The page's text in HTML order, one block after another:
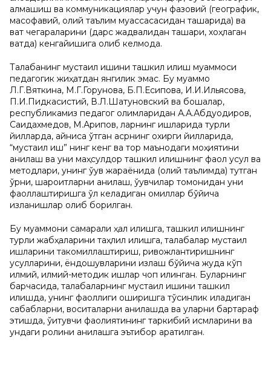
алмашиш ва коммуникациялар учун фазовий (географик,
масофавий, олий таълим муассасасидан ташқарида) ва
вақт чегараларини (дарс жадвалидан ташқари, хоҳлаган
вақтда) кенгайишига олиб келмоқда.
Талабанинг мустақил ишини ташкил қилиш муаммоси
педагогик жиҳатдан янгилик эмас. Бу муаммо
Л.Г.Вяткина, М.Г.Горунова, Б.П.Есипова, И.И.Ильясова,
П.И.Пидкасистий, В.Л.Шатуновский ва бошқалар,
республикамиз педагог олимларидан А.А.Абдуқодиров,
Саидахмедов, М.Арипов, ларнинг ишларида турли
йилларда, айниқса ўтган асрнинг охирги йилларида,
“мустақил иш” нинг кенг ва тор маънодаги моҳиятини
аниқлаш ва уни маҳсулдор ташкил қилишнинг фаол усул ва
методлари, унинг ўқув жараёнида (олий таълимда) тутган
ўрни, шароитларни аниқлаш, ўқувчилар томонидан уни
фаоллаштиришга қўл келадиган омиллар бўйича
изланишлар олиб борилган.
Бу муаммони самарали ҳал қилишга, ташкил қилишнинг
турли жабҳаларини таҳлил қилишга, талабалар мустақил
ишларини такомиллаштириш, ривожлантиришнинг
усулларини, ёндошувларини излаш бўйича жуда кўп
илмий, илмий-методик ишлар чоп қилинган. Буларнинг
барчасида, талабаларнинг мустақил ишини ташкил
қилишда, унинг фаоллиги оширишга тўсқинлик қиладиган
сабабларни, воситаларни аниқлашда ва уларни бартараф
этишда, ўқитувчи фаолиятининг таркибий қисмларини ва
ундаги ролини аниқлашга эътибор қаратилган.